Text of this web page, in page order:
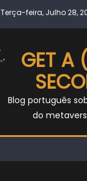
Terça-feira, Julho 28,
GET A
Blog português
do